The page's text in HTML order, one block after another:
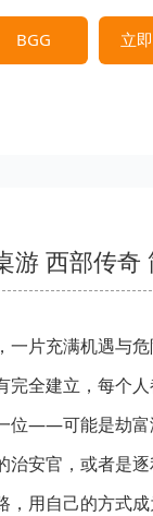
BGG 立
游 西部传奇
一片充满机遇与危
完全建立，每个
位——可能是劫富
治安官，或者是
，用自己的方式